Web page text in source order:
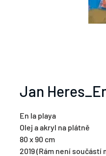
Jan
En la playa
Olej a akryl na plátně
80 x 90 cm
2019 (Rám není součástí